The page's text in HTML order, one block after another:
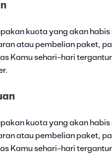
kuota yang akan
atau pembelian paket,
Kamu sehari-hari
kuota yang akan
atau pembelian paket,
Kamu sehari-hari